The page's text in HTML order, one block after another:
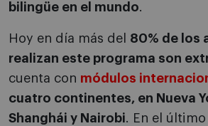
bilingüe en el mundo.
Hoy en día más del 80% de los
realizan este programa son
cuenta con módulos
cuatro continentes, en Nueva
Shanghái y Nairobi. En el